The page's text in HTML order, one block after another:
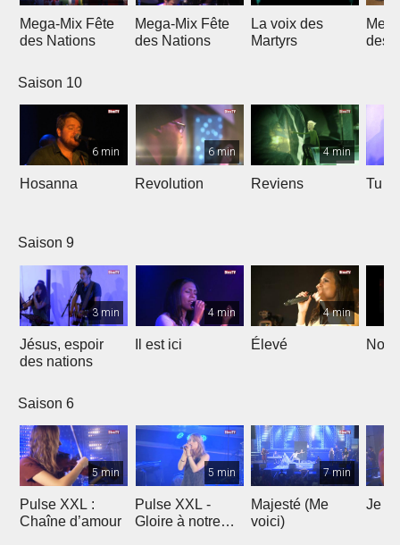
Mega-Mix Fête
des Nations
Mega-Mix Fête
des Nations
La voix des
Martyrs
des
Saison 10
6 min
Hosanna
6 min
Revolution
4 min
Reviens Tu
Saison 9
3 min
Jésus, espoir
des nations
4 min
Il est ici
4 min
Élevé
Saison 6
5 min
Pulse XXL :
Chaîne d’amour
5 min
Pulse XXL -
Gloire à notre
7 min
Majesté (Me
voici)
Je te